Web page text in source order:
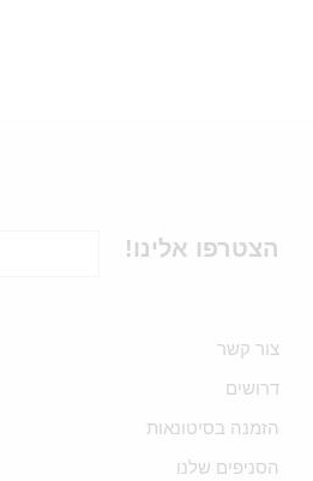
הצטרפו אלינו!
צור קשר
דרושים
הזמנה בסיטונאות
הסניפים שלנו